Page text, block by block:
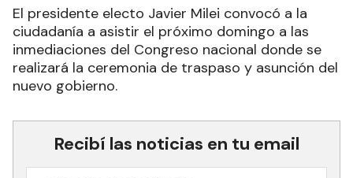
El presidente electo Javier Milei convocó a la
ciudadanía a asistir el próximo domingo a las
inmediaciones del Congreso nacional donde se
realizará la ceremonia de traspaso y asunción del
nuevo gobierno.
Recibí las noticias en tu email